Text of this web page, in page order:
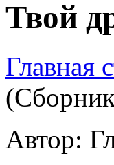
Твой
Главная
Автор: